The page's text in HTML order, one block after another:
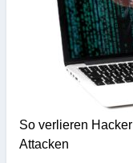
So verlieren
Attacken